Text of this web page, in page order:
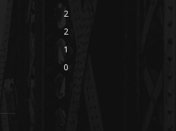
2
2
1
0